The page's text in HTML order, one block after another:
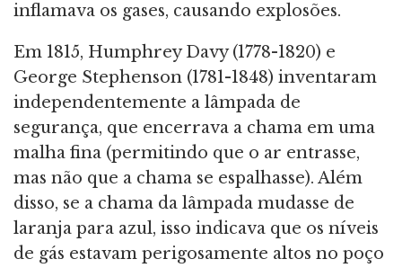
inflamava os gases, causando explosões.
Em 1815, Humphrey Davy (1778-1820) e
George Stephenson (1781-1848) inventaram
independentemente a lâmpada de
segurança, que encerrava a chama em uma
malha fina (permitindo que o ar entrasse,
mas não que a chama se espalhasse). Além
disso, se a chama da lâmpada mudasse de
laranja para azul, isso indicava que os níveis
de gás estavam perigosamente altos no poço